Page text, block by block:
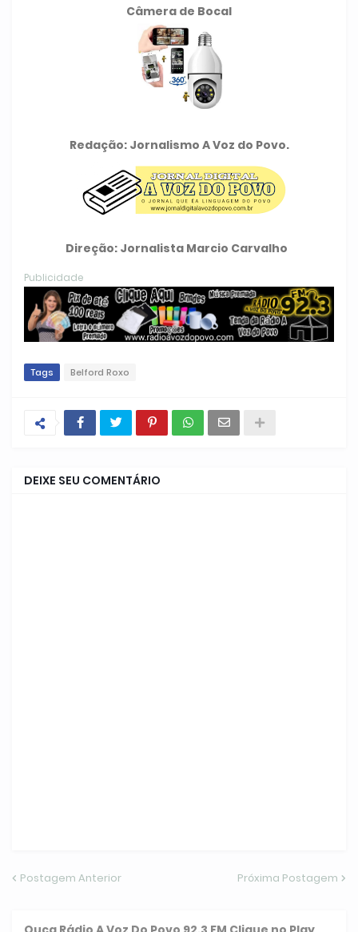
Câmera de Bocal
Redação: Jornalismo A Voz do Povo.
Direção: Jornalista Marcio Carvalho
Publicidade
Tags Belford Roxo
DEIXE SEU COMENTÁRIO
Postagem Anterior Próxima Postagem